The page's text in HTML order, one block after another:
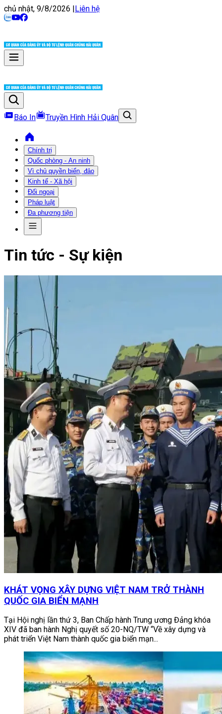
chủ nhật, 9/8/2026 |Liên hệ
Báo In Truyền Hình Hải Quân
Chính trị
Quốc phòng - An ninh
Vì chủ quyền biển, đảo
Kinh tế - Xã hội
Đối ngoại
Pháp luật
Đa phương tiện
Tin tức - Sự kiện
KHÁT VỌNG XÂY DỰNG VIỆT NAM TRỞ THÀNH
QUỐC GIA BIỂN MẠNH
Tại Hội nghị lần thứ 3, Ban Chấp hành Trung ương Đảng khóa
XIV đã ban hành Nghị quyết số 20-NQ/TW “Về xây dựng và
phát triển Việt Nam thành quốc gia biển mạn...